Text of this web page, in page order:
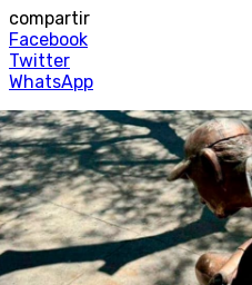
compartir
Facebook
Twitter
WhatsApp